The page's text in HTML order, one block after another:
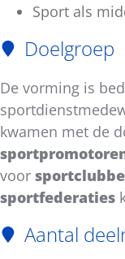
Sport als
Doelgroep
De vorming is
kwamen met de
voor
sportfederaties
Aantal